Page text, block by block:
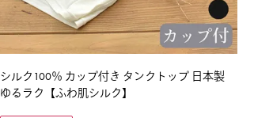
シルク100％ カップ付き タンクトップ 日本製
ゆるラク【ふわ肌シルク】